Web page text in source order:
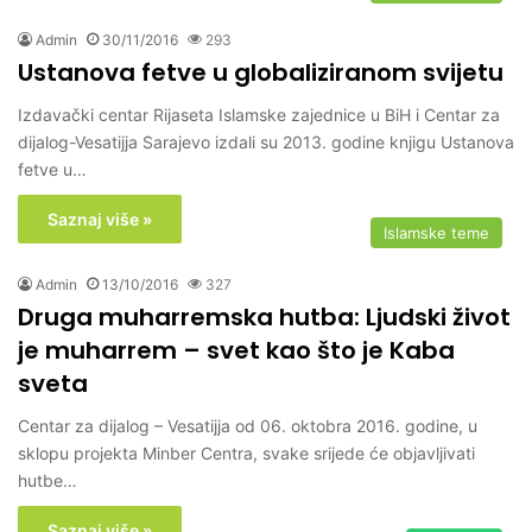
Admin 30/11/2016 293
Ustanova fetve u globaliziranom svijetu
Izdavački centar Rijaseta Islamske zajednice u BiH i Centar za
dijalog-Vesatijja Sarajevo izdali su 2013. godine knjigu Ustanova
fetve u…
Saznaj više »
Islamske teme
Admin 13/10/2016 327
Druga muharremska hutba: Ljudski život
je muharrem – svet kao što je Kaba
sveta
Centar za dijalog – Vesatijja od 06. oktobra 2016. godine, u
sklopu projekta Minber Centra, svake srijede će objavljivati
hutbe…